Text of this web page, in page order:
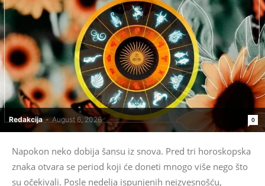
Redakcija - August 6, 2026 0
Napokon neko dobija šansu iz snova. Pred tri horoskopska
znaka otvara se period koji će doneti mnogo više nego što
su očekivali. Posle nedelja ispunjenih neizvesnošću,